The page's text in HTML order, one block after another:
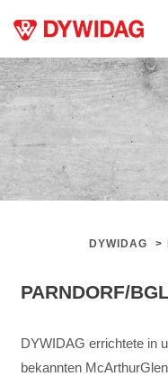
DYWIDAG >
PARNDORF/
DYWIDAG errichtete in
bekannten